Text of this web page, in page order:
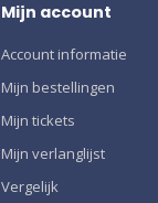
Mijn account
Account informatie
Mijn bestellingen
Mijn tickets
Mijn verlanglijst
Vergelijk